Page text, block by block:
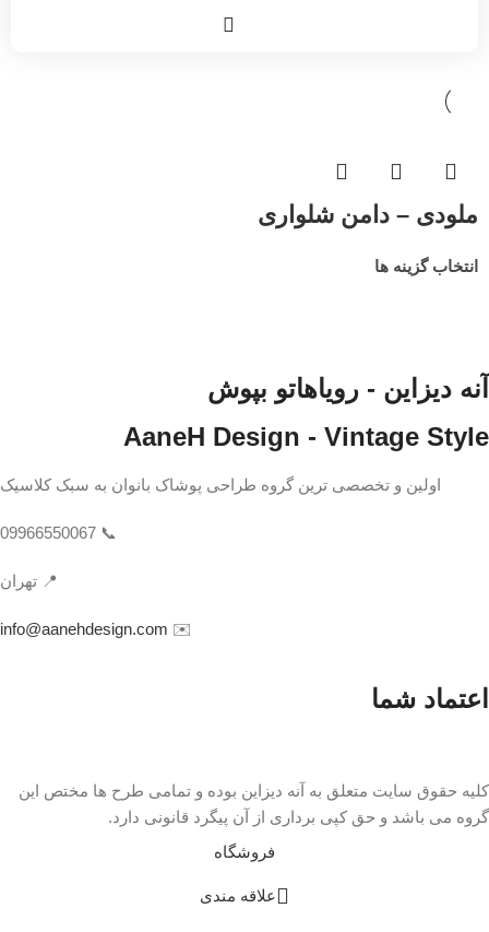
ملودی – دامن شلواری
انتخاب گزینه ها
آنه دیزاین - رویاهاتو بپوش
AaneH Design - Vintage Style
اولین و تخصصی ترین گروه طراحی پوشاک بانوان به سبک کلاسیک
📞 09966550067
📍 تهران
✉️
info@aanehdesign.com
اعتماد شما
کلیه حقوق سایت متعلق به آنه دیزاین بوده و تمامی طرح ها مختص این
گروه می باشد و حق کپی برداری از آن پیگرد قانونی دارد.
فروشگاه
علاقه مندی